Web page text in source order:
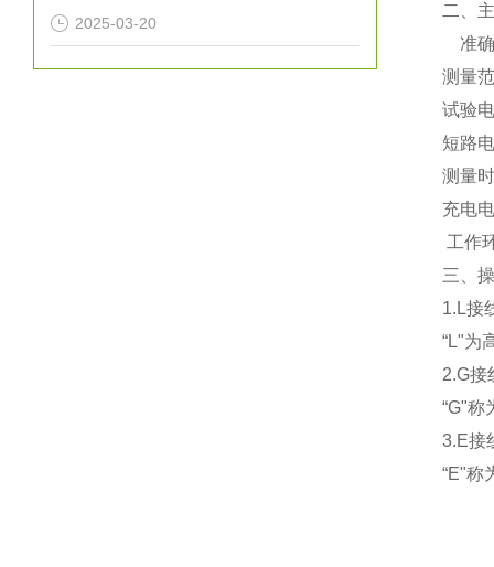
2025-03-20
二、
准
测量
试验
短路
测量
充电
工作
三、
1.L接
“L"为
2.G接
“G"称
3.E接
“E"称